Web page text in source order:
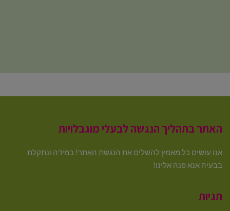
האתר בתהליך הנגשה לבעלי מוגבלויות
אנו עושים כל מאמץ להשלים את הנגשת האתר! במידה ונתקלת
בבעיה אנא פנה אלינו!
תגיות